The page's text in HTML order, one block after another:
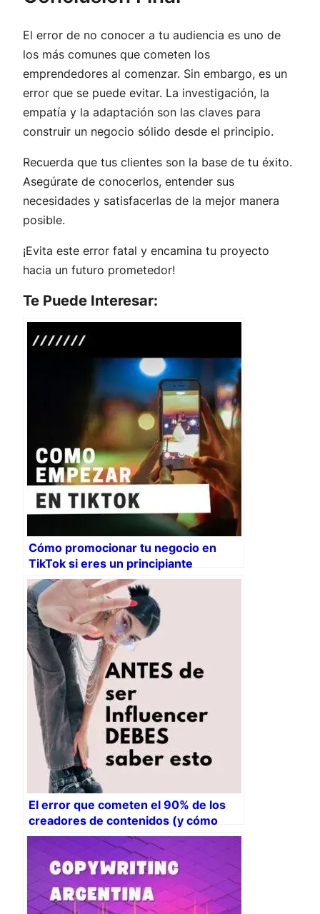
El error de no conocer a tu audiencia es uno de
los más comunes que cometen los
emprendedores al comenzar. Sin embargo, es un
error que se puede evitar. La investigación, la
empatía y la adaptación son las claves para
construir un negocio sólido desde el principio.
Recuerda que tus clientes son la base de tu éxito.
Asegúrate de conocerlos, entender sus
necesidades y satisfacerlas de la mejor manera
posible.
¡Evita este error fatal y encamina tu proyecto
hacia un futuro prometedor!
Te Puede Interesar:
Cómo promocionar tu negocio en
TikTok si eres un principiante
El error que cometen el 90% de los
creadores de contenidos (y cómo
evitarlo)